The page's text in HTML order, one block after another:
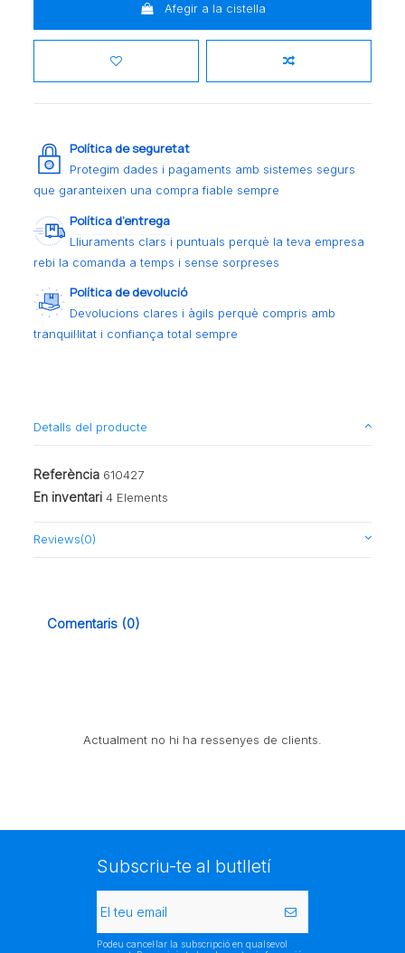
Afegir a la cistella
Política de seguretat
Protegim dades i pagaments amb sistemes segurs
que garanteixen una compra fiable sempre
Política d’entrega
Lliuraments clars i puntuals perquè la teva empresa
rebi la comanda a temps i sense sorpreses
Política de devolució
Devolucions clares i àgils perquè compris amb
tranquil·litat i confiança total sempre
Detalls del producte
Referència 610427
En inventari 4 Elements
Reviews(0)
Comentaris (0)
Actualment no hi ha ressenyes de clients.
Subscriu-te al butlletí
Podeu cancel·lar la subscripció en qualsevol